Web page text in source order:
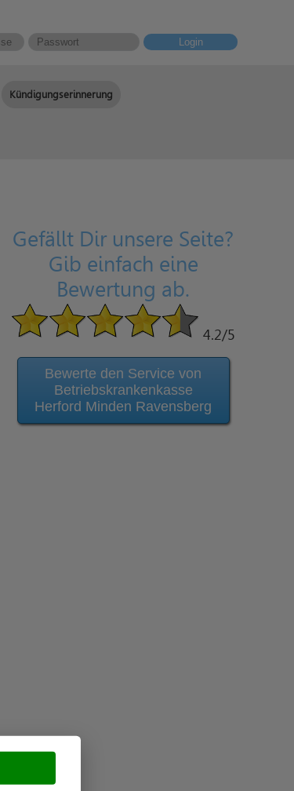
Login
Kündigungserinnerung
Gefällt Dir unsere Seite?
Gib einfach eine
Bewertung ab.
4.2/5
Bewerte den Service von
Betriebskrankenkasse
Herford Minden Ravensberg